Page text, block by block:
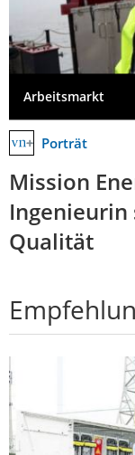
Arbeitsmarkt
Porträt
Mission
Ingenieurin
Qualität